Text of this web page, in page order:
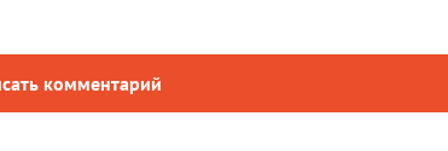
комментарий